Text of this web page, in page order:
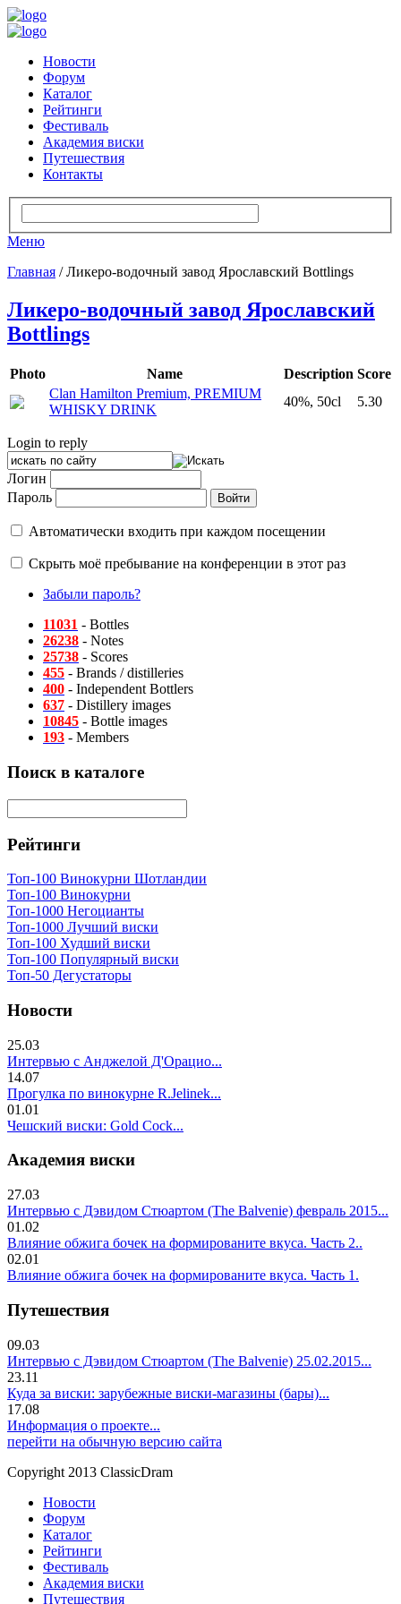
Новости
Форум
Каталог
Рейтинги
Фестиваль
Академия виски
Путешествия
Контакты
Меню
Главная / Ликеро-водочный завод Ярославский Bottlings
Ликеро-водочный завод Ярославский
Bottlings
Photo Name Description Score
Clan Hamilton Premium, PREMIUM
WHISKY DRINK
40%, 50cl 5.30
Login to reply
Логин
Пароль
Автоматически входить при каждом посещении
Скрыть моё пребывание на конференции в этот раз
Забыли пароль?
11031 - Bottles
26238 - Notes
25738 - Scores
455 - Brands / distilleries
400 - Independent Bottlers
637 - Distillery images
10845 - Bottle images
193 - Members
Поиск в каталоге
Рейтинги
Топ-100 Винокурни Шотландии
Топ-100 Винокурни
Топ-1000 Негоцианты
Топ-1000 Лучший виски
Топ-100 Худший виски
Топ-100 Популярный виски
Топ-50 Дегустаторы
Новости
25.03
Интервью с Анджелой Д'Орацио...
14.07
Прогулка по винокурне R.Jelinek...
01.01
Чешский виски: Gold Cock...
Академия виски
27.03
Интервью с Дэвидом Стюартом (The Balvenie) февраль 2015...
01.02
Влияние обжига бочек на формированите вкуса. Часть 2..
02.01
Влияние обжига бочек на формированите вкуса. Часть 1.
Путешествия
09.03
Интервью с Дэвидом Стюартом (The Balvenie) 25.02.2015...
23.11
Куда за виски: зарубежные виски-магазины (бары)...
17.08
Информация о проекте...
перейти на обычную версию сайта
Copyright 2013 ClassicDram
Новости
Форум
Каталог
Рейтинги
Фестиваль
Академия виски
Путешествия